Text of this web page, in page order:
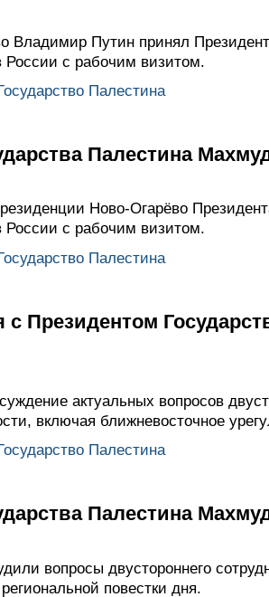
Владимир Путин принял
с рабочим визитом.
Палестина
Палестина
Ново-Огарёво
с рабочим визитом.
Палестина
Президентом
актуальных вопросов
включая ближневосточное
Государство Палестина
Палестина
вопросы двустороннего
повестки дня.